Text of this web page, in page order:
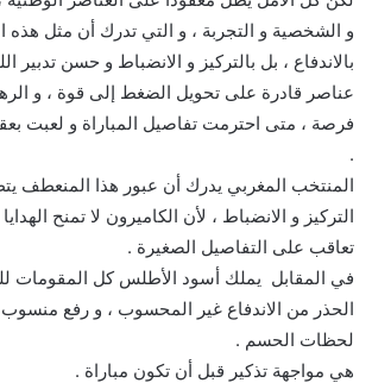
و الشخصية و التجربة ، و التي تدرك أن مثل هذه
بالاندفاع ، بل بالتركيز و الانضباط و حسن تدبير
عناصر قادرة على تحويل الضغط إلى قوة ، و
فرصة ، متى احترمت تفاصيل المباراة و لعبت
.
المنتخب المغربي يدرك أن عبور هذا المنعطف
التركيز و الانضباط ، لأن الكاميرون لا تمنح
تعاقب على التفاصيل الصغيرة .
في المقابل يملك أسود الأطلس كل المقومات
الحذر من الاندفاع غير المحسوب ، و رفع منسوب
لحظات الحسم .
هي مواجهة تذكير قبل أن تكون مباراة .